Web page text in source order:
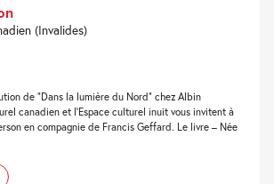
(Invalides)
de “Dans la lumière du Nord” chez Albin
canadien et l’Espace culturel inuit vous invitent à
en compagnie de Francis Geffard. Le livre – Née